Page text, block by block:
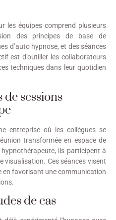
les équipes comprend plusieurs
des principes de base de
d’auto hypnose, et des séances
est d’outiller les collaborateurs
techniques dans leur quotidien
sessions
entreprise où les collègues se
transformée en espace de
ils participent à
visualisation. Ces séances visent
en favorisant une communication
de cas